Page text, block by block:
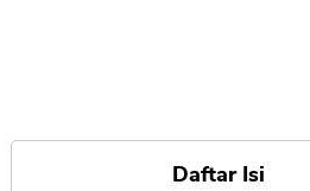
Daftar Isi